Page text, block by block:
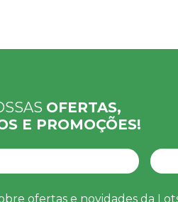
OFERTAS,
E PROMOÇÕES!
ofertas e novidades da